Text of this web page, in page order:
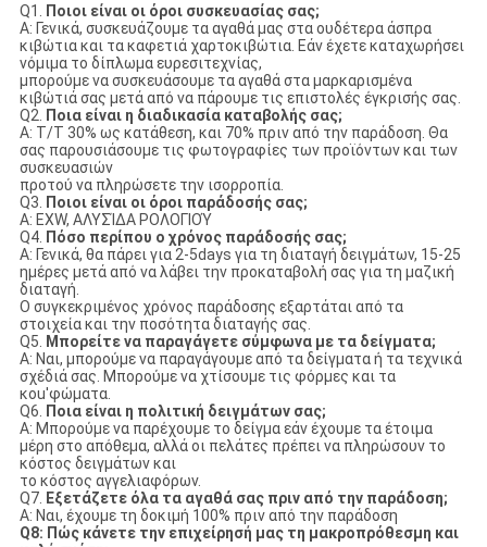
Q1.
Ποιοι είναι οι όροι συσκευασίας σας;
Α: Γενικά, συσκευάζουμε τα αγαθά μας στα ουδέτερα άσπρα
κιβώτια και τα καφετιά χαρτοκιβώτια. Εάν έχετε καταχωρήσει
νόμιμα το δίπλωμα ευρεσιτεχνίας,
μπορούμε να συσκευάσουμε τα αγαθά στα μαρκαρισμένα
κιβώτιά σας μετά από να πάρουμε τις επιστολές έγκρισής σας.
Q2.
Ποια είναι η διαδικασία καταβολής σας;
Α: T/T 30% ως κατάθεση, και 70% πριν από την παράδοση. Θα
σας παρουσιάσουμε τις φωτογραφίες των προϊόντων και των
συσκευασιών
προτού να πληρώσετε την ισορροπία.
Q3.
Ποιοι είναι οι όροι παράδοσής σας;
Α: EXW, ΑΛΥΣΊΔΑ ΡΟΛΟΓΙΟΎ
Q4. Πόσο περίπου ο χρόνος παράδοσής σας;
Α: Γενικά, θα πάρει για 2-5days για τη διαταγή δειγμάτων, 15-25
ημέρες μετά από να λάβει την προκαταβολή σας για τη μαζική
διαταγή.
Ο συγκεκριμένος χρόνος παράδοσης εξαρτάται από τα
στοιχεία και την ποσότητα διαταγής σας.
Q5.
Μπορείτε να παραγάγετε σύμφωνα με τα δείγματα;
Α: Ναι, μπορούμε να παραγάγουμε από τα δείγματα ή τα τεχνικά
σχέδιά σας. Μπορούμε να χτίσουμε τις φόρμες και τα
κοu'φώματα.
Q6.
Ποια είναι η πολιτική δειγμάτων σας;
Α: Μπορούμε να παρέχουμε το δείγμα εάν έχουμε τα έτοιμα
μέρη στο απόθεμα, αλλά οι πελάτες πρέπει να πληρώσουν το
κόστος δειγμάτων και
το κόστος αγγελιαφόρων.
Q7. Εξετάζετε όλα τα αγαθά σας πριν από την παράδοση;
Α: Ναι, έχουμε τη δοκιμή 100% πριν από την παράδοση
Q8: Πώς κάνετε την επιχείρησή μας τη μακροπρόθεσμη και